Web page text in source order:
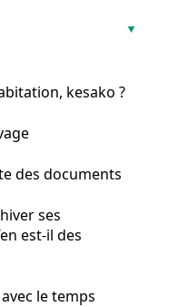
kesako ?
des documents
ses
est-il des
le temps